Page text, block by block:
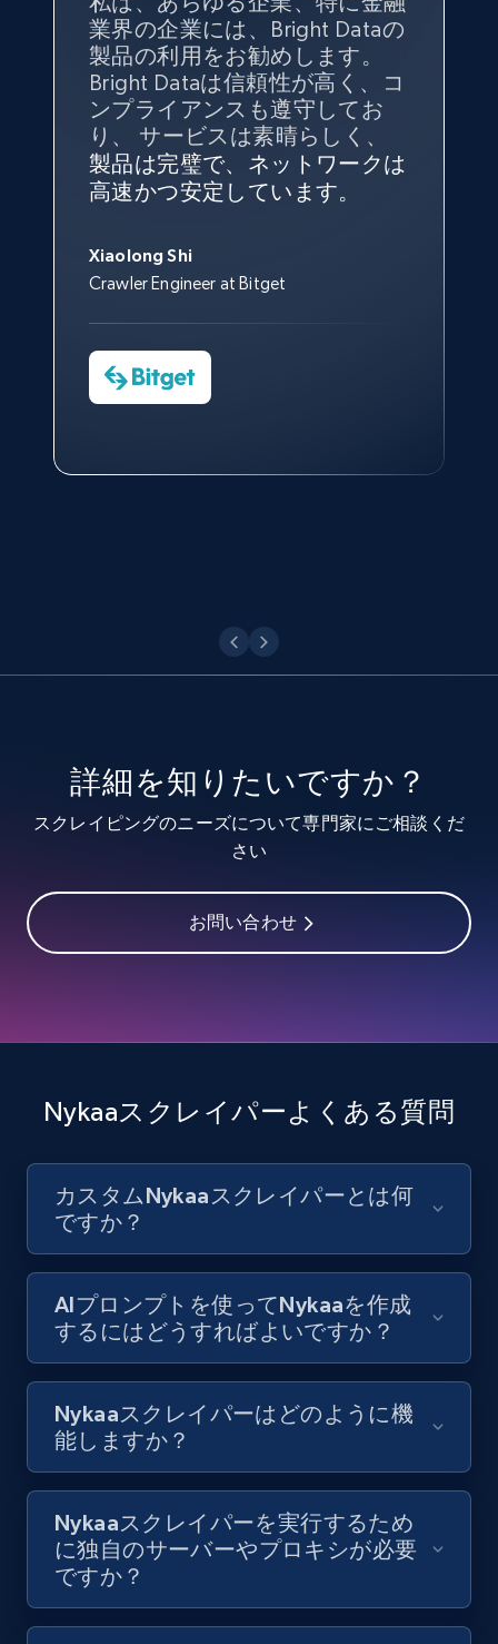
and more.
8.3K+ 963+ 無料トライアル
TikTok - Profiles - Discover by search URL
Account id, Nickname, Biography, Awg
engagement rate, Comment engagement rate,
8.3K+ 963+
URL, Title, Youtuber, Youtuber md5, Video url,
Video length, Likes, Views, and more.
URL, Title, Youtuber, Youtuber md5, Video url,
keyword and then apply relevant video
filters
URL, Title, Youtuber, Youtuber md5, Video url,
8.1K+ 716+ 無料トライアル
Youtube - Videos posts - Collect YouTube
posts by hashtags
URL, Title, Youtuber, Youtuber md5, Video url,
Video length, Likes, Views, and more.
業界の企業には、Bright Dataの
製品の利用をお勧めします。
Bright Dataは信頼性が高く、コ
ンプライアンスも遵守してお
り、 サービスは素晴らしく、
製品は完璧で、ネットワークは
高速かつ安定しています。
Xiaolong Shi
Crawler Engineer at Bitget
インターネットから公開ウェブ
データを収集する機能なしで
は、ブランドがすべての媒体に
向けて紹介されたこと、またそ
の展開先を知りえることはでき
トなしでは急成長を遂げること
はできなかったでしょう。
Data Science Specialist
データを収集する機能なしで
は、ブランドがすべての媒体に
向けて紹介されたこと、またそ
の展開先を知りえることはでき
ず、また、Bright Dataのサポー
トなしでは急成長を遂げること
はできなかったでしょう。
Sarah Melville
Media Director at YouGov Sport
私の経験から言えば、Bright
Dataのサービスは極めて貴重な
ものでした。Bright Dataのおか
げで、当社のニーズを満たすの
に十分な公開ウェブデータを収
サポートおよび開発スタッフの
おかげで、多くのプロセスを最
Charmagne Cruz
Head of Reporting & Analytics, Business
保することが最も重要であり、
そこでBright Dataとtgndataの
組み合わせが威力を発揮しま
す。
George Koutsoudopoulos
CEO at tgndata
今すぐ観る
信頼性に非常に感銘を受けてお
り、Bright Dataには全体的に大
変満足しています。アカウント
マネージャーとは定期的な連絡
ルートがあり、非常に協力的で
Yorgos Panzaris
CTO at Convert Group
Bright Dataとの提携には大変満
足しております。全てが順調
で、ネットワークは非常に 安定
しており、 カスタマーサービス
にも満足しています。 サポート
す。
Cheddi Rai
CEO at AdRetreaver
詳細を知りたいですか？
スクレイピングのニーズについて専門家にご相談くだ
さい
お問い合わせ
Nykaaスクレイパーよくある質問
カスタムNykaaスクレイパーとは何
ですか？
AIプロンプトを使ってNykaaを作成
するにはどうすればよいですか？
Nykaaスクレイパーはどのように機
能しますか？
Nykaaスクレイパーを実行するため
に独自のサーバーやプロキシが必要
ですか？